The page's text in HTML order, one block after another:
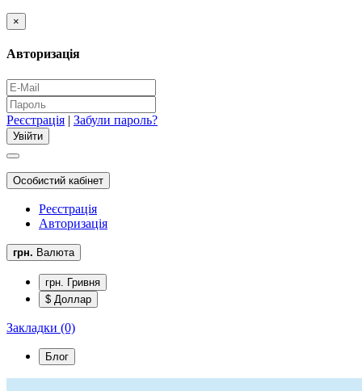
×
Авторизація
Реєстрація | Забули пароль?
Особистий кабінет
Реєстрація
Авторизація
грн. Валюта
грн. Гривня
$ Доллар
Закладки (0)
Блог